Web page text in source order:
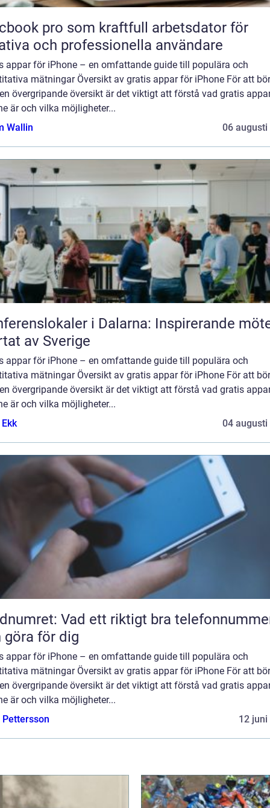
pro som kraftfull arbetsdator för
och professionella användare
appar för iPhone – en omfattande guide till populära och
mätningar Översikt av gratis appar för iPhone För att
övergripande översikt är det viktigt att förstå vad gratis
är och vilka möjligheter...
Wallin
06 augusti
i Dalarna: Inspirerande
av Sverige
appar för iPhone – en omfattande guide till populära och
mätningar Översikt av gratis appar för iPhone För att
övergripande översikt är det viktigt att förstå vad gratis
är och vilka möjligheter...
04 augusti
Vad ett riktigt bra
göra för dig
appar för iPhone – en omfattande guide till populära och
mätningar Översikt av gratis appar för iPhone För att
övergripande översikt är det viktigt att förstå vad gratis
är och vilka möjligheter...
12 juni